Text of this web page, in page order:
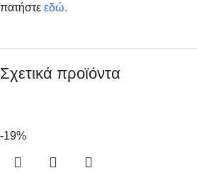
πατήστε εδώ.
Σχετικά προϊόντα
-19%